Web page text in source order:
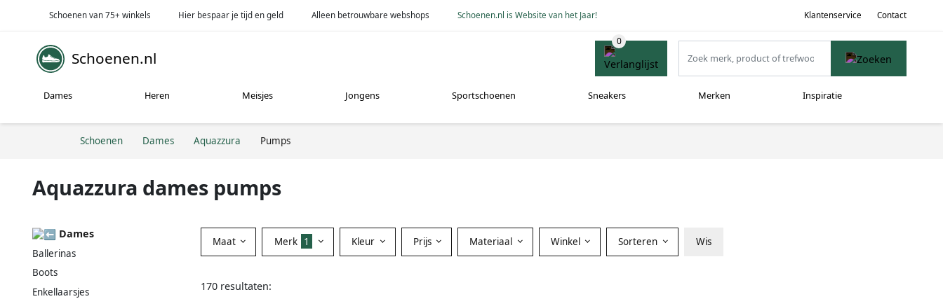
Schoenen van 75+ winkels Hier bespaar je tijd en geld Alleen betrouwbare webshops Schoenen.nl is Website van het Jaar! Klantenservice Contact
Schoenen.nl
Dames Heren Meisjes Jongens Sportschoenen Sneakers Merken Inspiratie
Schoenen Dames Aquazzura Pumps
Aquazzura dames pumps
Dames
Ballerinas
Boots
Enkellaarsjes
Maat Merk 1 Kleur Prijs Materiaal Winkel Sorteren Wis
170 resultaten: